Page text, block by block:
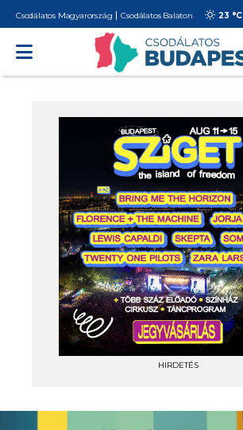
Csodálatos Magyarország Csodálatos Balaton 23 °C
HIRDETÉS